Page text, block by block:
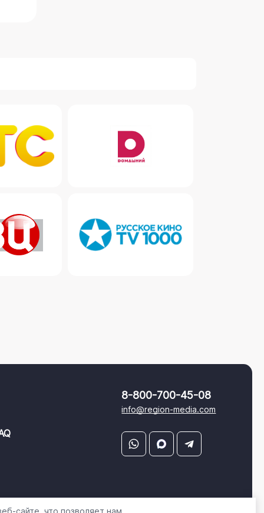
8-800-700-45-08
info@region-media.com
сайте, что позволяет нам